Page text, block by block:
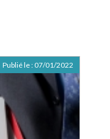
Publié le : 07/01/2022